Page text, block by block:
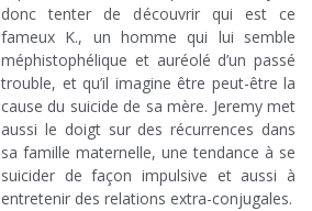
donc tenter de découvrir qui est ce
fameux K., un homme qui lui semble
méphistophélique et auréolé d’un passé
trouble, et qu’il imagine être peut-être la
cause du suicide de sa mère. Jeremy met
aussi le doigt sur des récurrences dans
sa famille maternelle, une tendance à se
suicider de façon impulsive et aussi à
entretenir des relations extra-conjugales.